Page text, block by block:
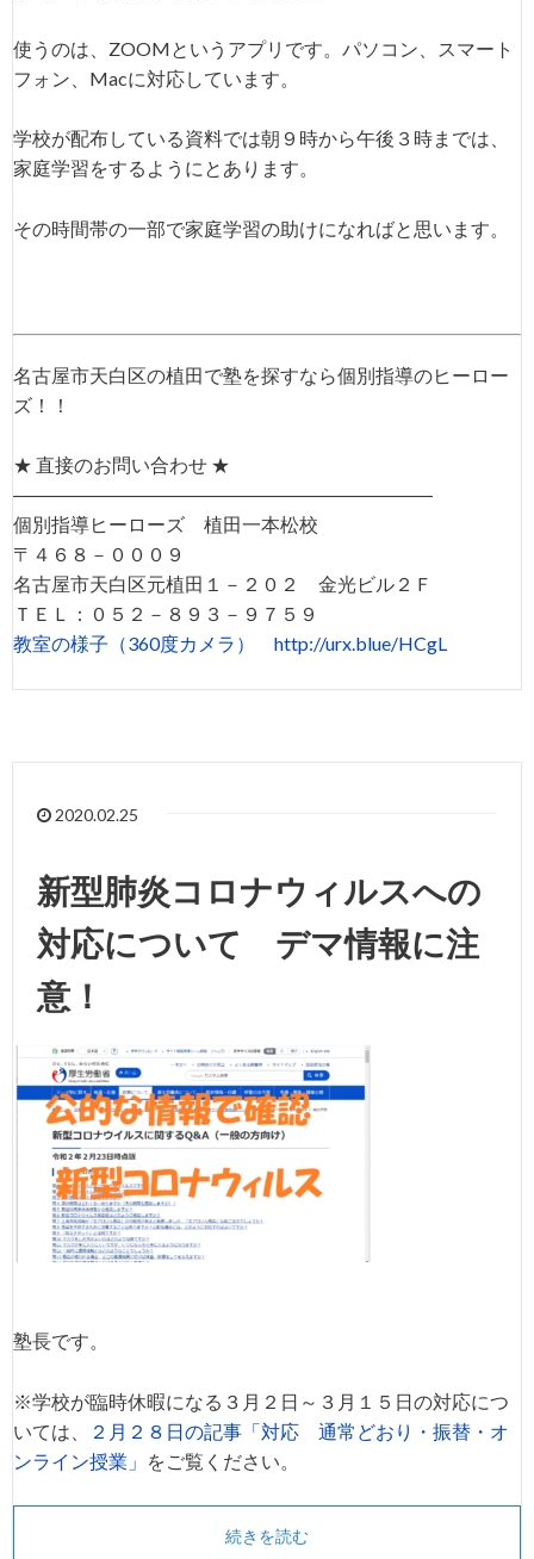
使うのは、ZOOMというアプリです。パソコン、スマート
フォン、Macに対応しています。
学校が配布している資料では朝９時から午後３時までは、
家庭学習をするようにとあります。
その時間帯の一部で家庭学習の助けになればと思います。
名古屋市天白区の植田で塾を探すなら個別指導のヒーロー
ズ！！
★ 直接のお問い合わせ ★
――――――――――――――――――――――
個別指導ヒーローズ 植田一本松校
〒４６８－０００９
名古屋市天白区元植田１－２０２ 金光ビル２Ｆ
ＴＥＬ：０５２－８９３－９７５９
教室の様子（360度カメラ）
http://urx.blue/HCgL
2020.02.25
新型肺炎コロナウィルスへの
対応について デマ情報に注
意！
塾長です。
※学校が臨時休暇になる３月２日～３月１５日の対応につ
いては、
２月２８日の記事「対応 通常どおり・振替・オ
ンライン授業」 をご覧ください。
続きを読む